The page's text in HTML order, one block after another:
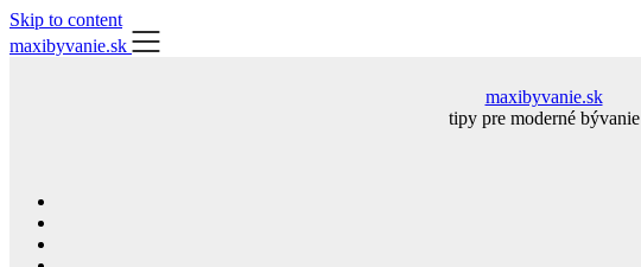
Skip to content
maxibyvanie.sk
maxibyvanie.sk
tipy pre moderné bývanie